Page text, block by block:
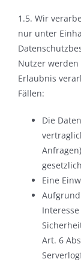
1.5. Wir
nur unter
Nutzer
Erlaubnis
Fällen:
Die
Eine
Art. 6